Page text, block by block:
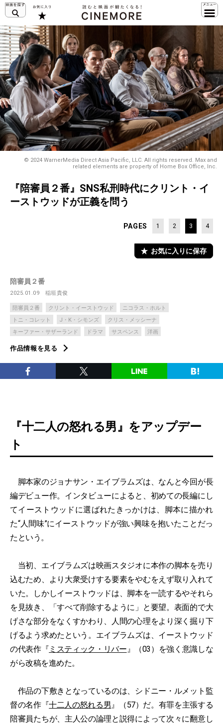
© 2024 WarnerMedia Direct Asia Pacific, LLC. All rights reserved. Max and
related elements are property of Home Box Office, Inc.
『陪審員２番』SNS私刑時代にクリント・イ
ーストウッドが正義を問う
PAGES 1 2 3 4
お気に入りに保存
陪審員２番
2025.01.09 稲垣貴俊
陪審員２番 クリント・イーストウッド
ニコラス・ホルト
トニ・コレット
J・K・シモンズ
クリス・メッシーナ
キーファー・サザーランド
ドラマ サスペンス 洋画
作品情報を見る
『十二人の怒れる男』をアップデー
ト
脚本家のジョナサン・エイブラムズは、なんと今回が長
編デビュー作。インタビューによると、初めての長編にし
てイーストウッドに選ばれたきっかけは、脚本に描かれ
た“人間味”にイーストウッドが強い興味を抱いたことだっ
たという。
当初、エイブラムズは映画スタジオに本作の脚本を売り
込むため、より大衆受けする要素をやむをえず取り入れて
いた。しかしイーストウッドは、脚本を一読するやそれら
を見抜き、「すべて削除するように」と要望。表面的で大
げさな部分をなくすかわり、人間の心理をより深く掘り下
げるよう求めたという。エイブラムズは、イーストウッド
の代表作『 ミスティック・リバー』（03）を強く意識しな
がら改稿を進めた。
作品の下敷きとなっているのは、シドニー・ルメット監
督の名作『十二人の怒れる男』（57）だ。有罪を主張する
陪審員たちが、主人公の論理と説得によって次々に翻意し